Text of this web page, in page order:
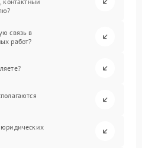
связь в
работ?